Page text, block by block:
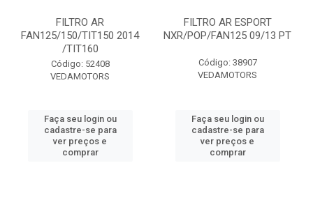
FILTRO AR
FAN125/150/TIT150 2014
/TIT160
Código: 52408
VEDAMOTORS
Faça seu login ou
cadastre-se para
ver preços e
comprar
FILTRO AR ESPORT
NXR/POP/FAN125 09/13 PT
Código: 38907
VEDAMOTORS
Faça seu login ou
cadastre-se para
ver preços e
comprar